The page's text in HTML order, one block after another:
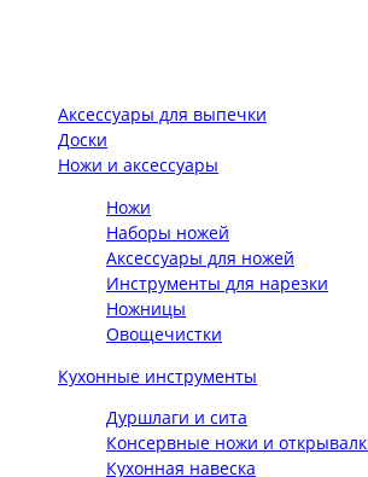
Аксессуары для выпечки
Доски
Ножи и аксессуары
Ножи
Наборы ножей
Аксессуары для ножей
Инструменты для нарезки
Ножницы
Овощечистки
Кухонные инструменты
Дуршлаги и сита
Консервные ножи и
Кухонная навеска